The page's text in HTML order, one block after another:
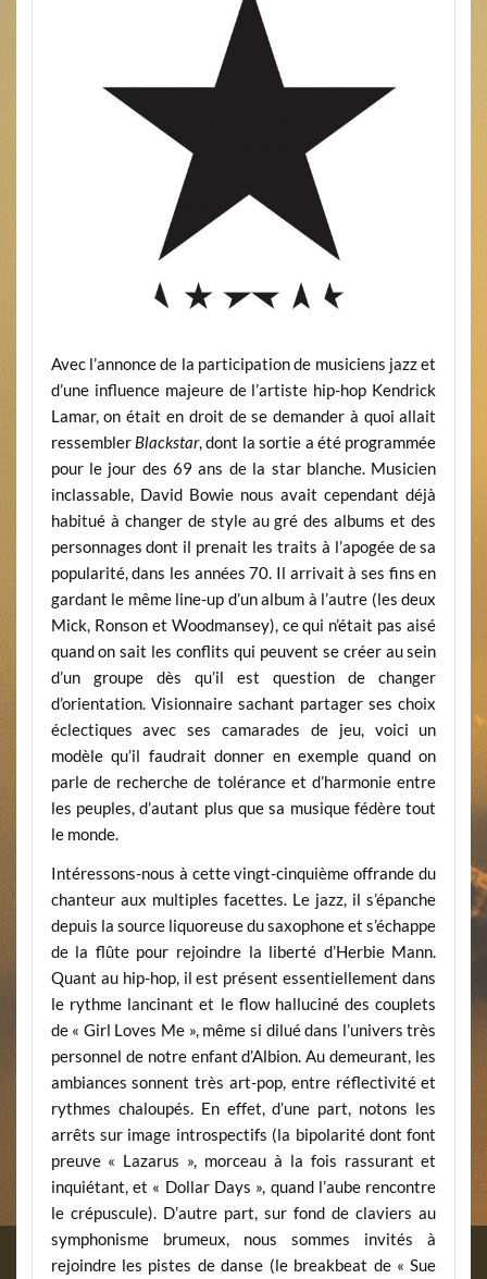
Avec l’annonce de la participation de musiciens jazz et
d’une influence majeure de l’artiste hip-hop Kendrick
Lamar, on était en droit de se demander à quoi allait
ressembler Blackstar, dont la sortie a été programmée
pour le jour des 69 ans de la star blanche. Musicien
inclassable, David Bowie nous avait cependant déjà
habitué à changer de style au gré des albums et des
personnages dont il prenait les traits à l’apogée de sa
popularité, dans les années 70. Il arrivait à ses fins en
gardant le même line-up d’un album à l’autre (les deux
Mick, Ronson et Woodmansey), ce qui n’était pas aisé
quand on sait les conflits qui peuvent se créer au sein
d’un groupe dès qu’il est question de changer
d’orientation. Visionnaire sachant partager ses choix
éclectiques avec ses camarades de jeu, voici un
modèle qu’il faudrait donner en exemple quand on
parle de recherche de tolérance et d’harmonie entre
les peuples, d’autant plus que sa musique fédère tout
le monde.
Intéressons-nous à cette vingt-cinquième offrande du
chanteur aux multiples facettes. Le jazz, il s’épanche
depuis la source liquoreuse du saxophone et s’échappe
de la flûte pour rejoindre la liberté d’Herbie Mann.
Quant au hip-hop, il est présent essentiellement dans
le rythme lancinant et le flow halluciné des couplets
de « Girl Loves Me », même si dilué dans l’univers très
personnel de notre enfant d’Albion. Au demeurant, les
ambiances sonnent très art-pop, entre réflectivité et
rythmes chaloupés. En effet, d’une part, notons les
arrêts sur image introspectifs (la bipolarité dont font
preuve « Lazarus », morceau à la fois rassurant et
inquiétant, et « Dollar Days », quand l’aube rencontre
le crépuscule). D’autre part, sur fond de claviers au
symphonisme brumeux, nous sommes invités à
rejoindre les pistes de danse (le breakbeat de « Sue